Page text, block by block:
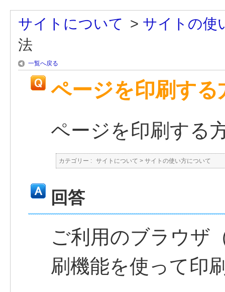
サイトについて > サイトの使
法
一覧へ戻る
ページを印刷する
ページを印刷する
カテゴリー : サイトについて > サイトの使い方について
回答
ご利用のブラウザ
刷機能を使って印